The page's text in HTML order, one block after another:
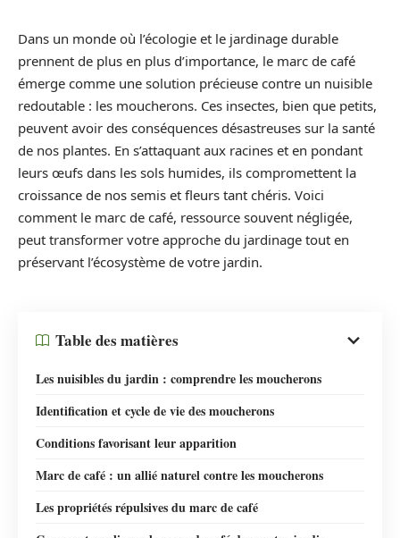
Dans un monde où l’écologie et le jardinage durable
prennent de plus en plus d’importance, le marc de café
émerge comme une solution précieuse contre un nuisible
redoutable : les moucherons. Ces insectes, bien que petits,
peuvent avoir des conséquences désastreuses sur la santé
de nos plantes. En s’attaquant aux racines et en pondant
leurs œufs dans les sols humides, ils compromettent la
croissance de nos semis et fleurs tant chéris. Voici
comment le marc de café, ressource souvent négligée,
peut transformer votre approche du jardinage tout en
préservant l’écosystème de votre jardin.
Table des matières
Les nuisibles du jardin : comprendre les moucherons
Identification et cycle de vie des moucherons
Conditions favorisant leur apparition
Marc de café : un allié naturel contre les moucherons
Les propriétés répulsives du marc de café